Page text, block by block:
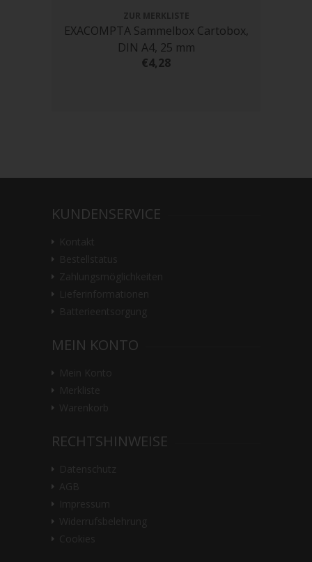
EXACOMPTA Sammelbox Cartobox,
DIN A4, 25 mm
€4,28
KUNDENSERVICE
MEIN KONTO
RECHTSHINWEISE